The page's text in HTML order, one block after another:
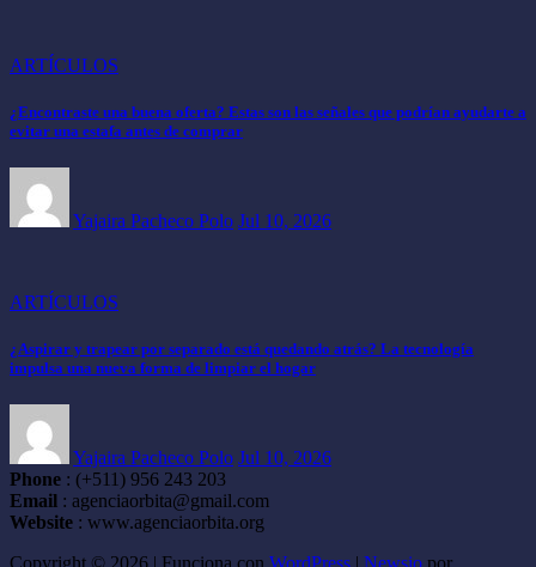
ARTÍCULOS
¿Encontraste una buena oferta? Estas son las señales que podrían ayudarte a
evitar una estafa antes de comprar
Yajaira Pacheco Polo Jul 10, 2026
ARTÍCULOS
¿Aspirar y trapear por separado está quedando atrás? La tecnología
impulsa una nueva forma de limpiar el hogar
Yajaira Pacheco Polo Jul 10, 2026
Phone : (+511) 956 243 203
Email : agenciaorbita@gmail.com
Website : www.agenciaorbita.org